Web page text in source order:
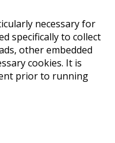
necessary for
specifically to collect
other embedded
cookies. It is
prior to running